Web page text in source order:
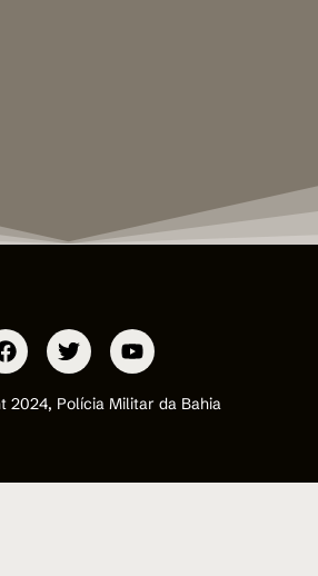
2024, Polícia Militar da Bahia